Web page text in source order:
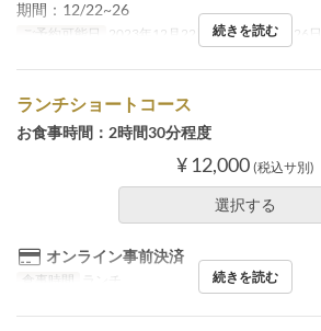
期間：12/22~26
ご予約可能日 2023年12月22日 ~ 2023年12月26日
続きを読む
ランチショートコース
お食事時間：2時間30分程度
¥ 12,000 (税込サ別)
選択する
オンライン事前決済
食事時間 ランチ 続きを読む